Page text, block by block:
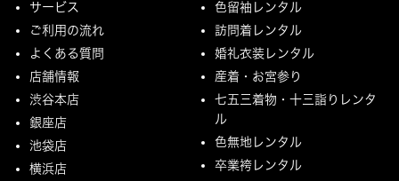
サービス
ご利用の流れ
よくある質問
店舗情報
渋谷本店
銀座店
池袋店
横浜店
色留袖レンタル
訪問着レンタル
婚礼衣装レンタル
産着・お宮参り
七五三着物・十三詣りレンタ
ル
色無地レンタル
卒業袴レンタル